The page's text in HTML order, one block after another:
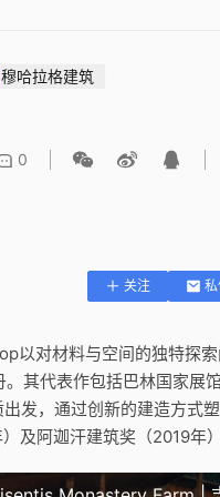
穆哈拉格建筑
0
关注
以对材料与空间的独特探索
其代表作包括巴林国家展馆
发，通过创新的建造方式
及阿迦汗建筑奖（2019年）